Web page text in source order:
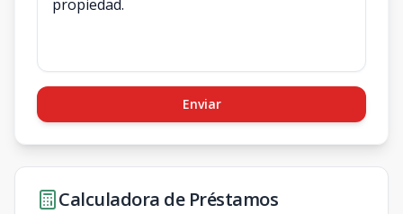
Enviar
Calculadora de Préstamos